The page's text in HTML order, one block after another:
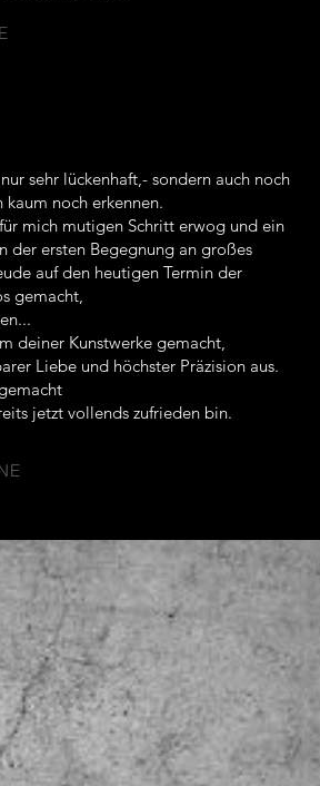
sehr lückenhaft,- sondern auch noch
noch erkennen.
mich mutigen Schritt erwog und ein
der ersten Begegnung an großes
auf den heutigen Termin der
gemacht,
deiner Kunstwerke gemacht,
Liebe und höchster Präzision aus.
jetzt vollends zufrieden bin.